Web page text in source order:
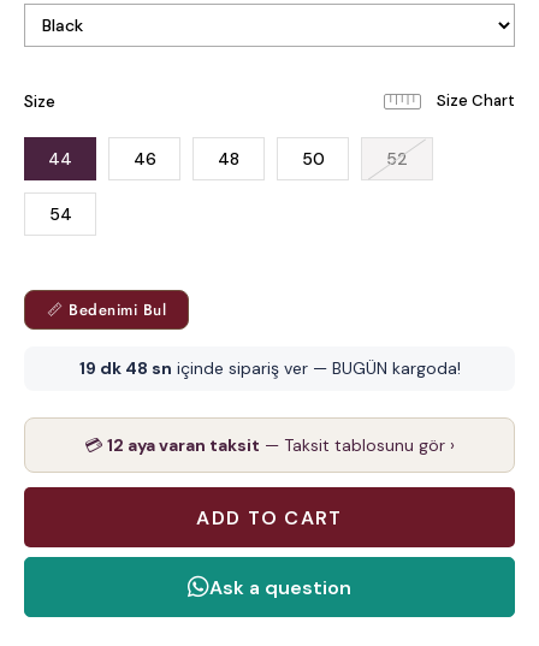
Size
44 46 48 50 52
54
📏 Bedenimi Bul
19 dk 48 sn içinde sipariş ver — BUGÜN kargoda!
💳 12 aya varan taksit — Taksit tablosunu gör ›